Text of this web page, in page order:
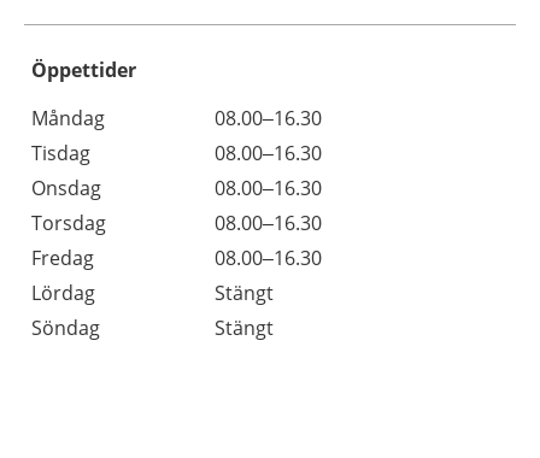
Öppettider
Dag
Öppettider
Kommentarer
Måndag
08.00–16.30
Tisdag
08.00–16.30
Onsdag
08.00–16.30
Torsdag
08.00–16.30
Fredag
08.00–16.30
Lördag
Stängt
Söndag
Stängt